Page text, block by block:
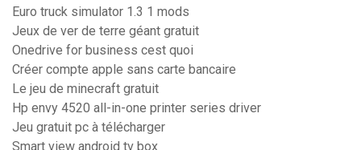
Euro truck simulator 1.3 1 mods
Jeux de ver de terre géant gratuit
Onedrive for business cest quoi
Créer compte apple sans carte bancaire
Le jeu de minecraft gratuit
Hp envy 4520 all-in-one printer series driver
Jeu gratuit pc à télécharger
Smart view android tv box